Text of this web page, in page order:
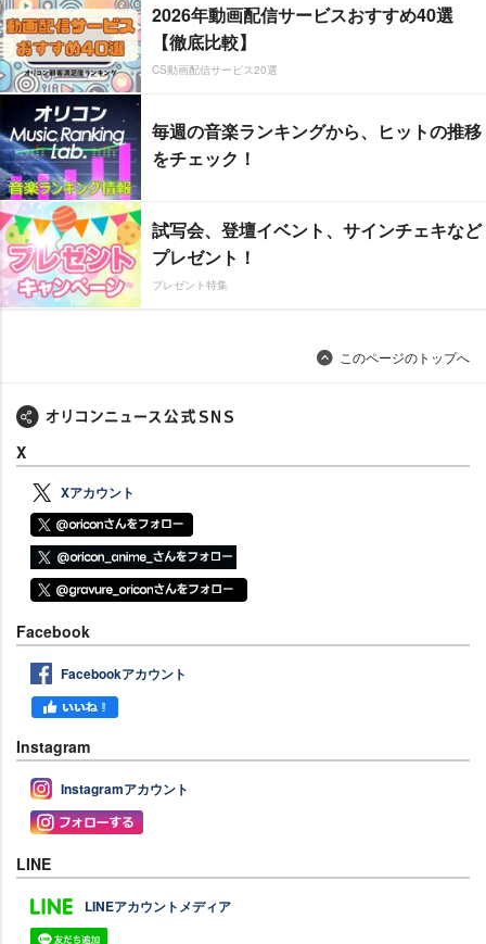
2026年動画配信サービスおすすめ40選
【徹底比較】
CS動画配信サービス20選
毎週の音楽ランキングから、ヒットの推移
をチェック！
試写会、登壇イベント、サインチェキなど
プレゼント！
プレゼント特集
このページのトップへ
X
Xアカウント
Facebook
Facebookアカウント
Instagram
Instagramアカウント
LINE
LINEアカウントメディア